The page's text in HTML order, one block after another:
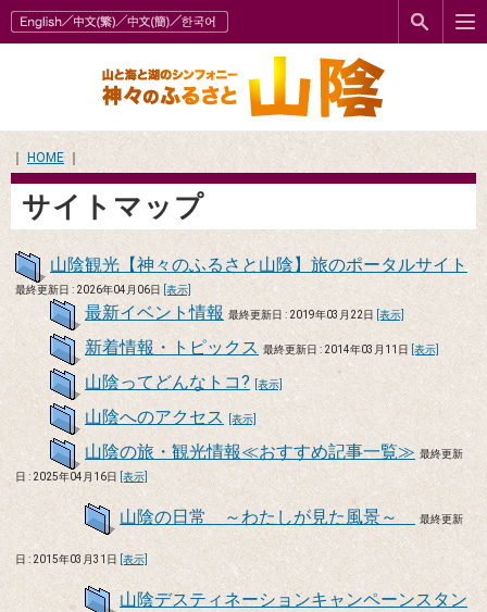
HOME
サイトマップ
山陰観光【神々のふるさと山陰】旅のポータルサイト
最終更新日 : 2026年04月06日 [表示]
最新イベント情報 最終更新日 : 2019年03月22日 [表示]
新着情報・トピックス 最終更新日 : 2014年03月11日 [表示]
山陰ってどんなトコ? [表示]
山陰へのアクセス [表示]
山陰の旅・観光情報≪おすすめ記事一覧≫ 最終更新
日 : 2025年04月16日
[表示]
山陰の日常 ～わたしが見た風景～ 最終更新
日 : 2015年03月31日 [表示]
山陰デスティネーションキャンペーンスタン